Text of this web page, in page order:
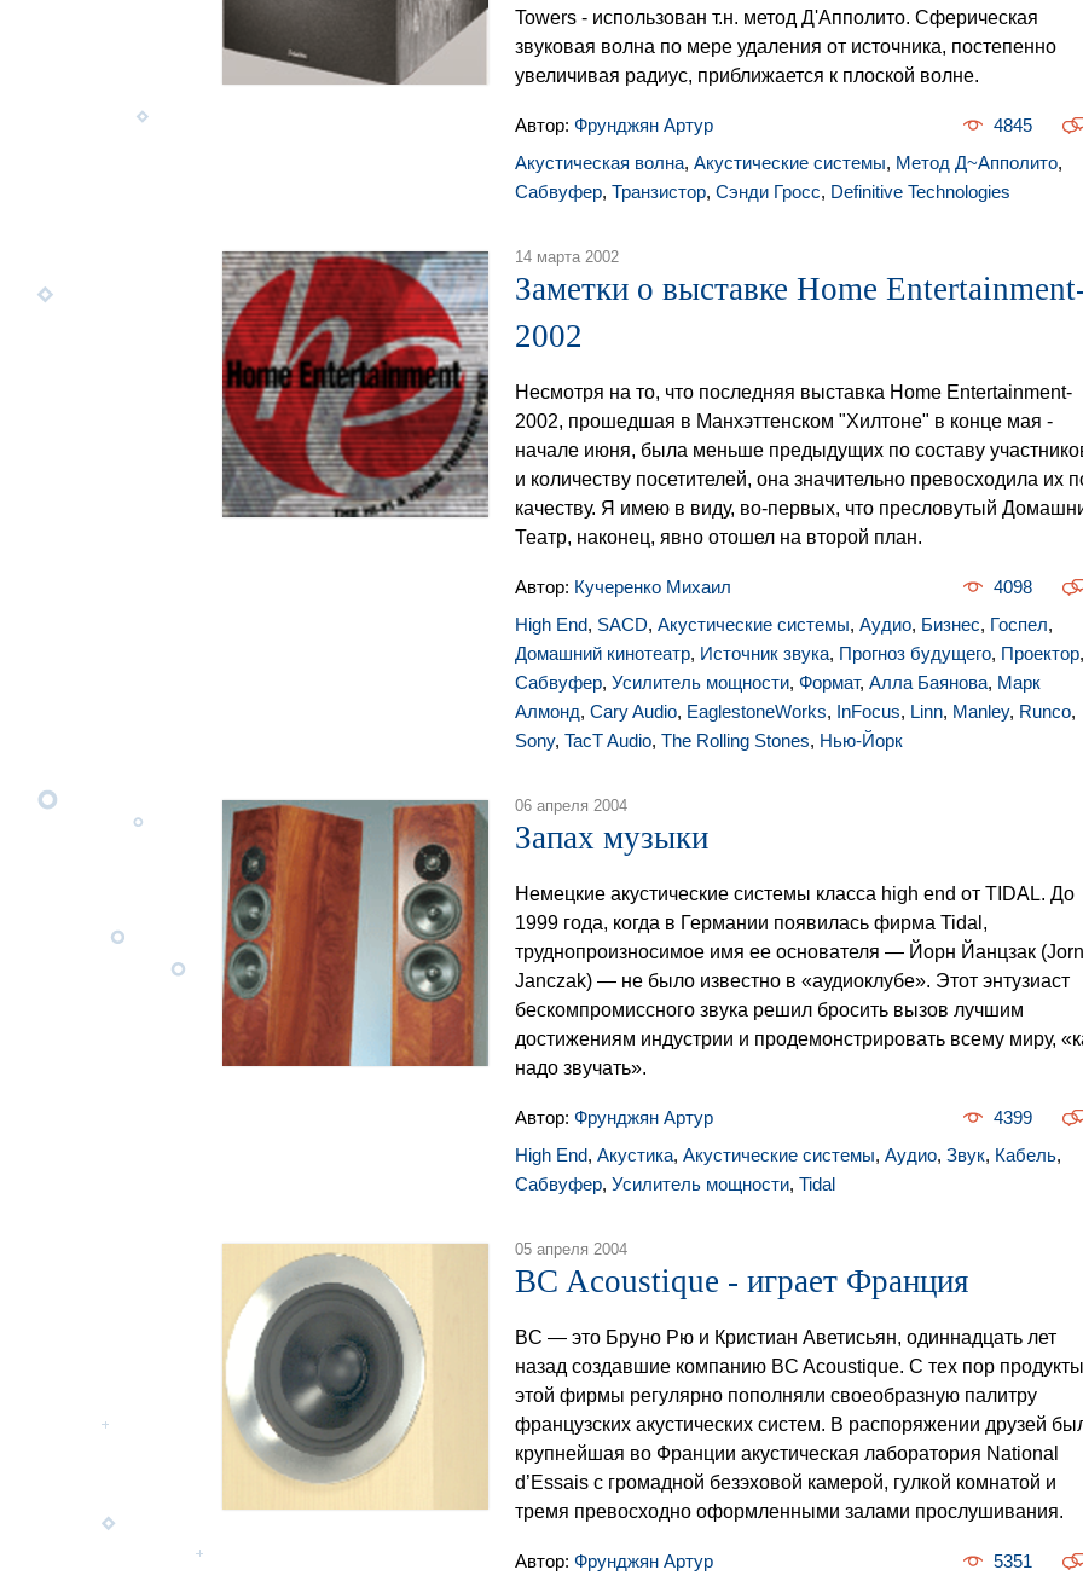
Towers - использован т.н. метод Д'Апполито. Сферическая
звуковая волна по мере удаления от источника, постепенно
увеличивая радиус, приближается к плоской волне.
Автор: Фрунджян Артур
4845
Акустическая волна, Акустические системы, Метод Д~Апполито,
Сабвуфер, Транзистор, Сэнди Гросс, Definitive Technologies
14 марта 2002
Заметки о выставке Home
2002
Несмотря на то, что последняя выставка Home Entertainment-
2002, прошедшая в Манхэттенском "Хилтоне" в конце мая -
начале июня, была меньше предыдущих по составу
и количеству посетителей, она значительно превосходила их
качеству. Я имею в виду, во-первых, что пресловутый
Театр, наконец, явно отошел на второй план.
Автор: Кучеренко Михаил
4098
High End, SACD, Акустические системы, Аудио, Бизнес, Госпел,
Домашний кинотеатр, Источник звука, Прогноз будущего, Проектор,
Сабвуфер, Усилитель мощности, Формат, Алла Баянова, Марк
Алмонд, Cary Audio, EaglestoneWorks, InFocus, Linn, Manley, Runco,
Sony, TacT Audio, The Rolling Stones, Нью-Йорк
06 апреля 2004
Запах музыки
Немецкие акустические системы класса high end от TIDAL. До
1999 года, когда в Германии появилась фирма Tidal,
труднопроизносимое имя ее основателя — Йорн Йанцзак (Jorn
Janczak) — не было известно в «аудиоклубе». Этот энтузиаст
бескомпромиссного звука решил бросить вызов лучшим
достижениям индустрии и продемонстрировать всему миру,
надо звучать».
Автор: Фрунджян Артур
4399
High End, Акустика, Акустические системы, Аудио, Звук, Кабель,
Сабвуфер, Усилитель мощности, Tidal
05 апреля 2004
BC Acoustique - играет Франция
BC — это Бруно Рю и Кристиан Аветисьян, одиннадцать лет
назад создавшие компанию BC Acoustique. С тех пор продукты
этой фирмы регулярно пополняли своеобразную палитру
французских акустических систем. В распоряжении друзей
крупнейшая во Франции акустическая лаборатория National
d’Essais с громадной безэховой камерой, гулкой комнатой и
тремя превосходно оформленными залами прослушивания.
Автор: Фрунджян Артур
5351